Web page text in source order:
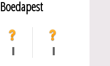
Boedapest